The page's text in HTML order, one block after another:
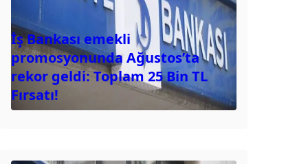
İş Bankası emekli
promosyonunda Ağustos’ta
rekor geldi: Toplam 25 Bin TL
Fırsatı!